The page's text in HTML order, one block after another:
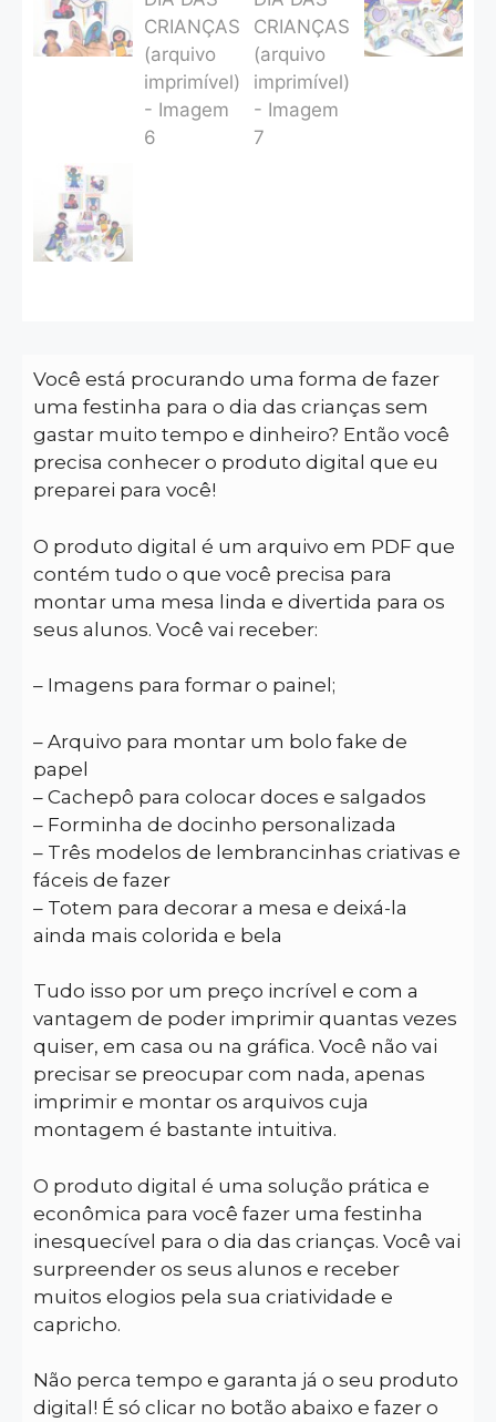
Você está procurando uma forma de fazer
uma festinha para o dia das crianças sem
gastar muito tempo e dinheiro? Então você
precisa conhecer o produto digital que eu
preparei para você!
O produto digital é um arquivo em PDF que
contém tudo o que você precisa para
montar uma mesa linda e divertida para os
seus alunos. Você vai receber:
– Imagens para formar o painel;
– Arquivo para montar um bolo fake de
papel
– Cachepô para colocar doces e salgados
– Forminha de docinho personalizada
– Três modelos de lembrancinhas criativas e
fáceis de fazer
– Totem para decorar a mesa e deixá-la
ainda mais colorida e bela
Tudo isso por um preço incrível e com a
vantagem de poder imprimir quantas vezes
quiser, em casa ou na gráfica. Você não vai
precisar se preocupar com nada, apenas
imprimir e montar os arquivos cuja
montagem é bastante intuitiva.
O produto digital é uma solução prática e
econômica para você fazer uma festinha
inesquecível para o dia das crianças. Você vai
surpreender os seus alunos e receber
muitos elogios pela sua criatividade e
capricho.
Não perca tempo e garanta já o seu produto
digital! É só clicar no botão abaixo e fazer o